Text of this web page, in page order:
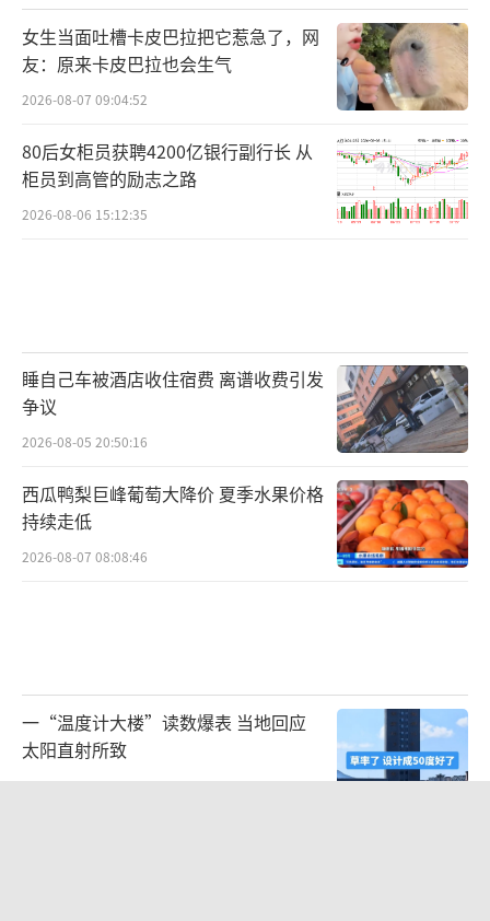
女生当面吐槽卡皮巴拉把它惹急了，网
友：原来卡皮巴拉也会生气
2026-08-07 09:04:52
80后女柜员获聘4200亿银行副行长 从
柜员到高管的励志之路
2026-08-06 15:12:35
睡自己车被酒店收住宿费 离谱收费引发
争议
2026-08-05 20:50:16
西瓜鸭梨巨峰葡萄大降价 夏季水果价格
持续走低
2026-08-07 08:08:46
一“温度计大楼”读数爆表 当地回应
太阳直射所致
2026-08-06 20:13:26